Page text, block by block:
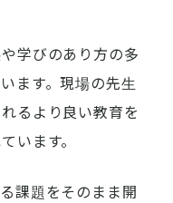
学びのあり方の多
ます。現場の先生
るより良い教育を
います。
課題をそのまま開